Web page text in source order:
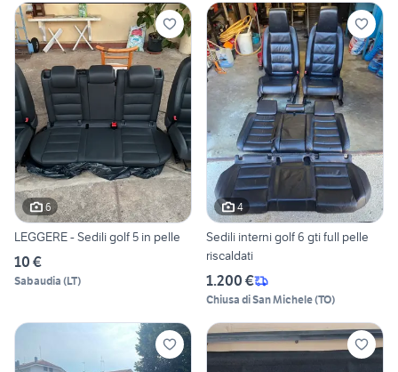
6
LEGGERE - Sedili golf 5 in pelle
10 €
Sabaudia (LT)
4
Sedili interni golf 6 gti full pelle
riscaldati
1.200 €
Chiusa di San Michele(TO)